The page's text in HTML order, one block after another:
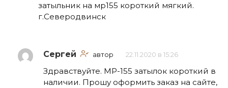
затыльник на мр155 короткий мягкий.
г.Северодвинск
Сергей автор 22.11.2020 в 15:26
Здравствуйте. МР-155 затылок короткий в
наличии. Прошу оформить заказ на сайте,